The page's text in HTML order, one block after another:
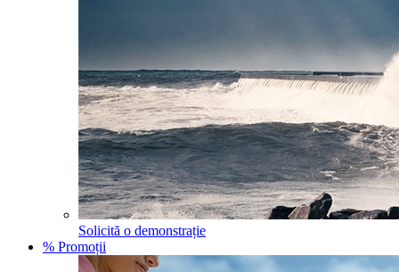
Solicită o demonstrație
% Promoții